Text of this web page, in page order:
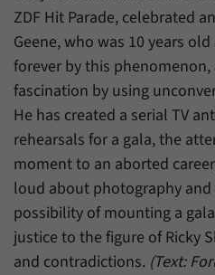
ZDF Hit Parade, celebrated
Geene, who was 10 years
forever by this
fascination by using
He has created a serial TV
rehearsals for a gala, the
moment to an aborted
loud about photography
possibility of mounting a
justice to the figure of Ricky
and contradictions. (Text: